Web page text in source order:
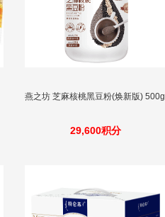
燕之坊 芝麻核桃黑豆粉(焕新版) 500g
29,600积分